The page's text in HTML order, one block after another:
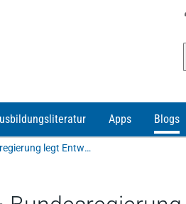
Apps Blogs
Doch kein „Brexit“ mit Schrecken? – Bundesregierung legt Entwurf eines Vierten Gesetzes zur Änderung des Umwandlungsgesetzes vor